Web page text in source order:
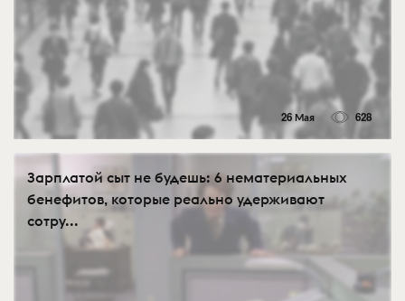
26 Мая 628
Зарплатой сыт не будешь: 6 нематериальных
бенефитов, которые реально удерживают
сотру...